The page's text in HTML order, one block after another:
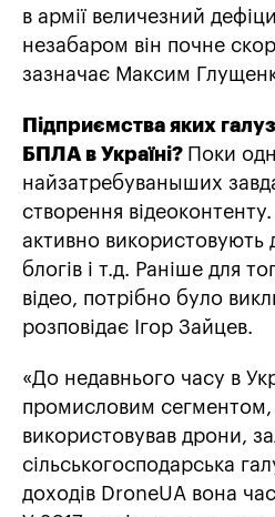
в армії величезний
незабаром він почне
зазначає Максим
Підприємства яких
БПЛА в Україні? Поки
найзатребуваныших
створення
активно використовують
блогів і т.д. Раніше для
відео, потрібно було
розповідає Ігор Зайцев.
«До недавнього часу в
промисловим сегментом,
використовував дрони,
сільськогосподарська
доходів DroneUA вона